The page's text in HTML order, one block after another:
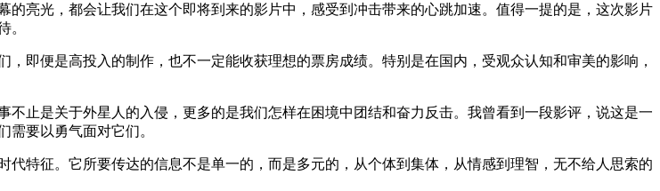
亮光，都会让我们在这个即将到来的影片中，感受到冲击带来的心跳加速。值得一提的是，这次影片
。
即便是高投入的制作，也不一定能收获理想的票房成绩。特别是在国内，受观众认知和审美的影响，
止是关于外星人的入侵，更多的是我们怎样在困境中团结和奋力反击。我曾看到一段影评，说这是一
要以勇气面对它们。
特征。它所要传达的信息不是单一的，而是多元的，从个体到集体，从情感到理智，无不给人思索的